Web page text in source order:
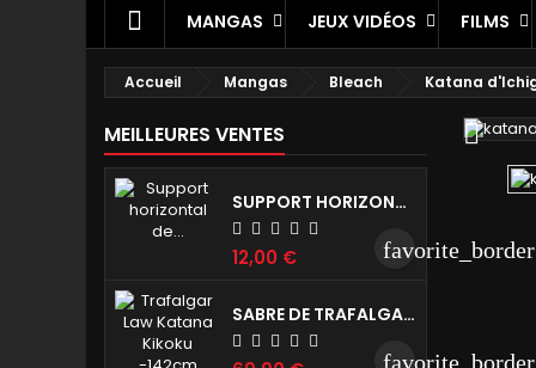
MANGAS JEUX VIDÉOS FILMS
Accueil Mangas Bleach Katana
MEILLEURES VENTES
SUPPORT HORIZONTAL DE KATANA - 1 NIVEAU
12,00 € favorite_border
SABRE DE TRAFALGAR LAW ONE PIECE - KIKOKU RÉPLIQUE DE COLLECTION 142 CM
favorite_border
